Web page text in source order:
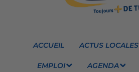
ACCUEIL ACTUS LOCALES
EMPLOI AGENDA